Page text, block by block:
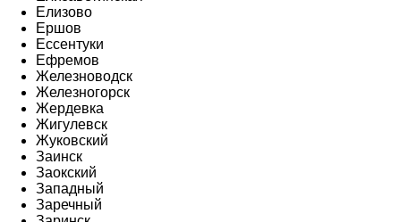
Елизово
Ершов
Ессентуки
Ефремов
Железноводск
Железногорск
Жердевка
Жигулевск
Жуковский
Заинск
Заокский
Западный
Заречный